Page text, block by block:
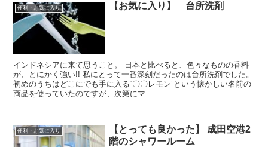
便利・お気に入り 【お気に入り】 台所洗剤
インドネシアに来て思うこと。 日本と比べると、色々なものの香料
が、とにかく強い!! 私にとって一番深刻だったのは台所洗剤でした。
初めのうちはどこにでも手に入る“〇〇レモン”という懐かしい名前の
商品を使っていたのですが、次第にマ...
便利・お気に入り
【とっても良かった】 成田空港2
階のシャワールーム